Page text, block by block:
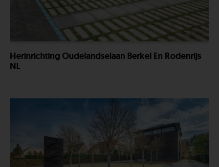
Herinrichting Oudelandselaan Berkel En Rodenrijs
NL